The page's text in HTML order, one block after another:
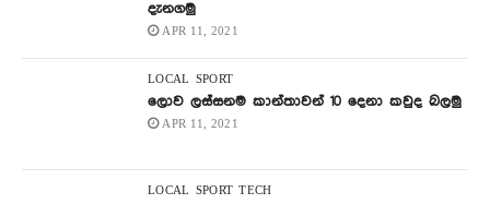
දැනගමු
APR 11, 2021
LOCAL SPORT
ලොව ලස්සනම කාන්තාවන් 10 දෙනා කවුද බලමු
APR 11, 2021
LOCAL SPORT TECH